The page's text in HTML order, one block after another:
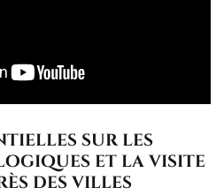
sur les
et la visite
des villes